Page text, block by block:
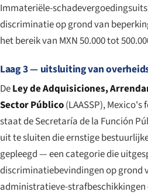
Immateriële-
discriminatie op grond van
het bereik van MXN 50.000 tot
Laag 3 — uitsluiting van
DeLey de Adquisiciones,
Sector Público(LAASSP),
staat de Secretaría de la Función
uit te sluiten die ernstige
gepleegd — een categorie die
discriminatiebevindingen op grond
administratieve-strafbeschikkingen